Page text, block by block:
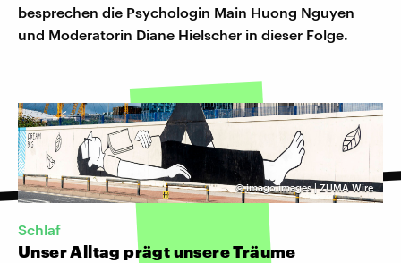
besprechen die Psychologin Main Huong Nguyen
und Moderatorin Diane Hielscher in dieser Folge.
©imago images | ZUMA Wire
Schlaf
Unser Alltag prägt unsere Träume